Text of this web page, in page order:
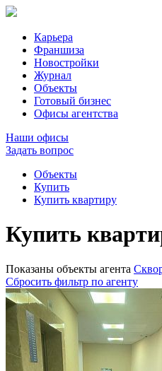
Карьера
Франшиза
Новостройки
Журнал
Объекты
Готовый бизнес
Офисы агентства
Наши офисы
Задать вопрос
Объекты
Купить
Купить квартиру
Купить
Показаны объекты агента
Сбросить фильтр по агенту